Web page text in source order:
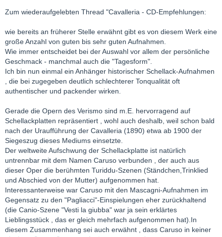
Zum wiederaufgelebten Thread "Cavalleria - CD-Empfehlungen:
wie bereits an früherer Stelle erwähnt gibt es von diesem Werk eine
große Anzahl von guten bis sehr guten Aufnahmen.
Wie immer entscheidet bei der Auswahl vor allem der persönliche
Geschmack - manchmal auch die "Tagesform".
Ich bin nun einmal ein Anhänger historischer Schellack-Aufnahmen
, die bei zugegeben deutlich schlechterer Tonqualität oft
authentischer und packender wirken.
Gerade die Opern des Verismo sind m.E. hervorragend auf
Schellackplatten repräsentiert , wohl auch deshalb, weil schon bald
nach der Uraufführung der Cavalleria (1890) etwa ab 1900 der
Siegeszug dieses Mediums einsetzte.
Der weltweite Aufschwung der Schellackplatte ist natürlich
untrennbar mit dem Namen Caruso verbunden , der auch aus
dieser Oper die berühmten Turiddu-Szenen (Ständchen,Trinklied
und Abschied von der Mutter) aufgenommen hat.
Interessanterweise war Caruso mit den Mascagni-Aufnahmen im
Gegensatz zu den "Pagliacci"-Einspielungen eher zurückhaltend
(die Canio-Szene "Vesti la giubba" war ja sein erklärtes
Lieblingsstück , das er gleich mehrfach aufgenommen hat).In
diesem Zusammenhang sei auch erwähnt , dass Caruso in keiner